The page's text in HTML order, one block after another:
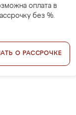
оплата в
без %.
О РАССРОЧКЕ